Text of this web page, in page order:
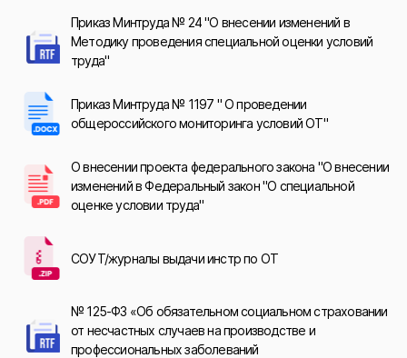
Приказ Минтруда № 24 "О внесении изменений в
Методику проведения специальной оценки условий
труда"
Приказ Минтруда № 1197 " О проведении
общероссийского мониторинга условий ОТ"
О внесении проекта федерального закона "О внесении
изменений в Федеральный закон "О специальной
оценке условии труда"
СОУТ/журналы выдачи инстр по ОТ
№ 125-ФЗ «Об обязательном социальном страховании
от несчастных случаев на производстве и
профессиональных заболеваний